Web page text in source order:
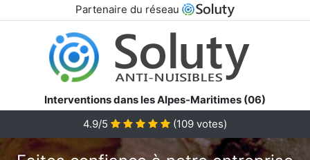
Partenaire du réseau
Interventions dans les Alpes-Maritimes (06)
4.9/5
(109 votes)